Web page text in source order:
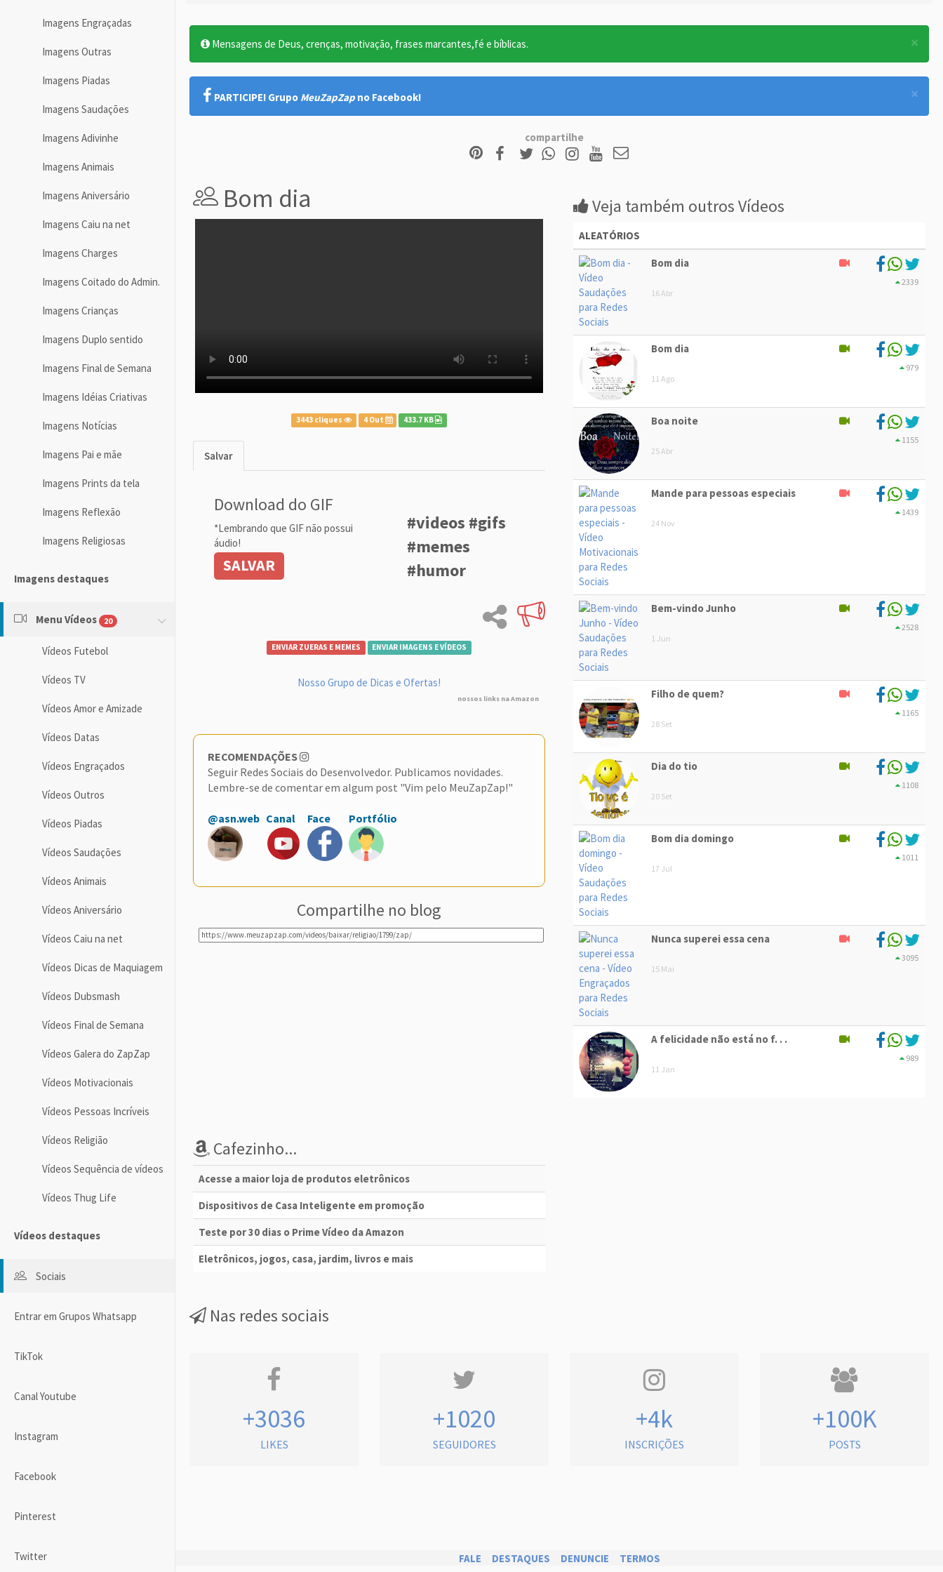
Imagens Engraçadas
Imagens Outras
Imagens Piadas
Imagens Saudações
Imagens Adivinhe
Imagens Animais
Imagens Aniversário
Imagens Caiu na net
Imagens Charges
Imagens Coitado do Admin.
Imagens Crianças
Imagens Duplo sentido
Imagens Final de Semana
Imagens Idéias Criativas
Imagens Notícias
Imagens Pai e mãe
Imagens Prints da tela
Imagens Reflexão
Imagens Religiosas
Imagens destaques
Menu Vídeos 20
Vídeos Futebol
Vídeos TV
Vídeos Amor e Amizade
Vídeos Datas
Vídeos Engraçados
Vídeos Outros
Vídeos Piadas
Vídeos Saudações
Vídeos Animais
Vídeos Aniversário
Vídeos Caiu na net
Vídeos Dicas de Maquiagem
Vídeos Dubsmash
Vídeos Final de Semana
Vídeos Galera do ZapZap
Vídeos Motivacionais
Vídeos Pessoas Incríveis
Vídeos Religião
Vídeos Sequência de vídeos
Vídeos Thug Life
Vídeos destaques
Sociais
Entrar em Grupos Whatsapp
TikTok
Canal Youtube
Instagram
Facebook
Pinterest
Twitter
×
Mensagens de Deus, crenças, motivação, frases marcantes,fé e bíblicas.
×
PARTICIPE! Grupo MeuZapZap no Facebook!
compartilhe
Bom dia
3443 cliques 4 Out 433.7 KB
Salvar
Download do GIF
*Lembrando que GIF não possui
áudio!
SALVAR
#videos #gifs
#memes
#humor
ENVIAR ZUERAS E MEMES ENVIAR IMAGENS E VÍDEOS
Nosso Grupo de Dicas e Ofertas!
nossos links na Amazon
RECOMENDAÇÕES
Seguir Redes Sociais do Desenvolvedor. Publicamos novidades.
Lembre-se de comentar em algum post "Vim pelo MeuZapZap!"
@asn.web Canal Face Portfólio
Compartilhe no blog
Veja também outros Vídeos
ALEATÓRIOS
Bom dia
16 Abr
2339
Bom dia
11 Ago
979
Boa noite
25 Abr
1155
Mande para pessoas especiais
24 Nov
1439
Bem-vindo Junho
1 Jun
2528
Filho de quem?
28 Set
1165
Dia do tio
20 Set
1108
Bom dia domingo
17 Jul
1011
Nunca superei essa cena
15 Mai
3095
A felicidade não está no f. . .
11 Jan
989
Cafezinho...
Acesse a maior loja de produtos eletrônicos
Dispositivos de Casa Inteligente em promoção
Teste por 30 dias o Prime Vídeo da Amazon
Eletrônicos, jogos, casa, jardim, livros e mais
Nas redes sociais
+3036
LIKES
+1020
SEGUIDORES
+4k
INSCRIÇÕES
+100K
POSTS
FALE DESTAQUES DENUNCIE TERMOS